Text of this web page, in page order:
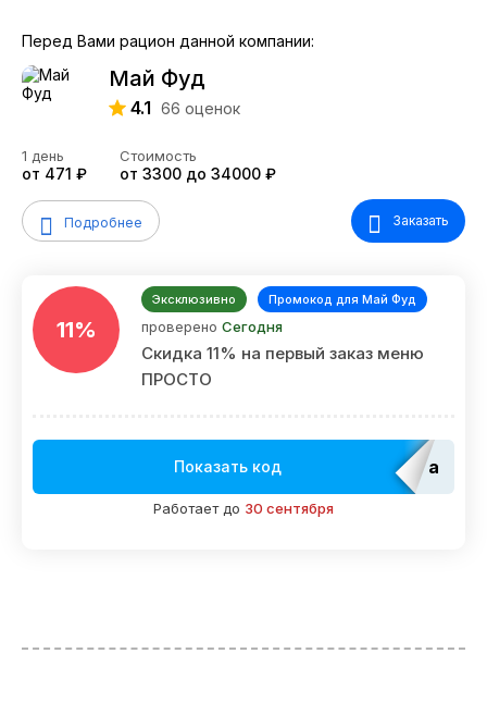
Перед Вами рацион данной компании:
Май Фуд
4.1 66 оценок
1 день
от 471 ₽
Стоимость
от 3300 до 34000 ₽
Подробнее Заказать
11%
Эксклюзивно Промокод для Май Фуд
проверено Сегодня
Скидка 11% на первый заказ меню
ПРОСТО
Показать код
Работает до 30 сентября